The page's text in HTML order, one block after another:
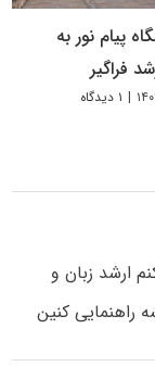
پیام نور به
فراگیر
| ۱ دیدگاه
ارشد زبان و
راهنمایی کنین